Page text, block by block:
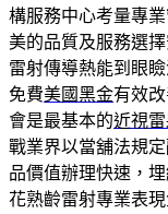
構服務中心考量專
美的品質及服務選
雷射傳導熱能到眼
免費美國黑金有效
會是最基本的近視
戰業界以當舖法規
品價值辦理快速，
花熟齡雷射專業表